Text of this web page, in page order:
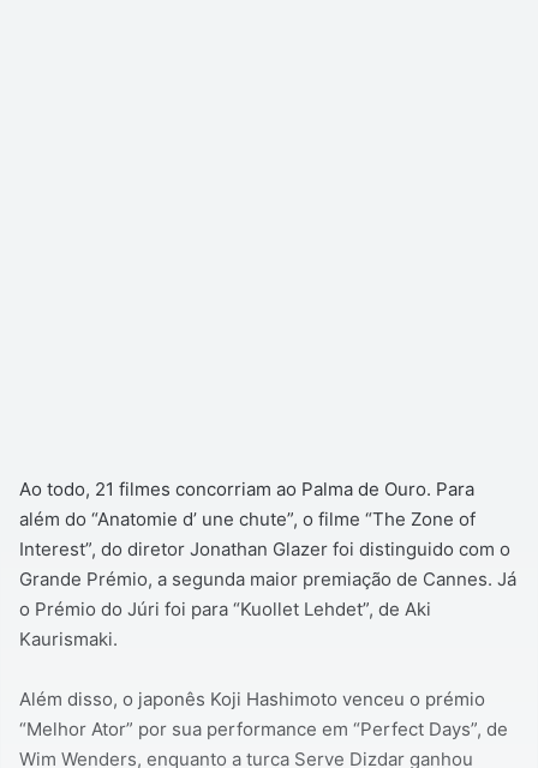
Ao todo, 21 filmes concorriam ao Palma de Ouro. Para
além do “Anatomie d’ une chute”, o filme “The Zone of
Interest”, do diretor Jonathan Glazer foi distinguido com o
Grande Prémio, a segunda maior premiação de Cannes. Já
o Prémio do Júri foi para “Kuollet Lehdet”, de Aki
Kaurismaki.
Além disso, o japonês Koji Hashimoto venceu o prémio
“Melhor Ator” por sua performance em “Perfect Days”, de
Wim Wenders, enquanto a turca Serve Dizdar ganhou